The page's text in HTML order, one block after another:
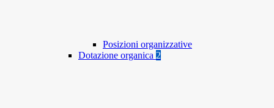
Posizioni organizzative
Dotazione organica 2